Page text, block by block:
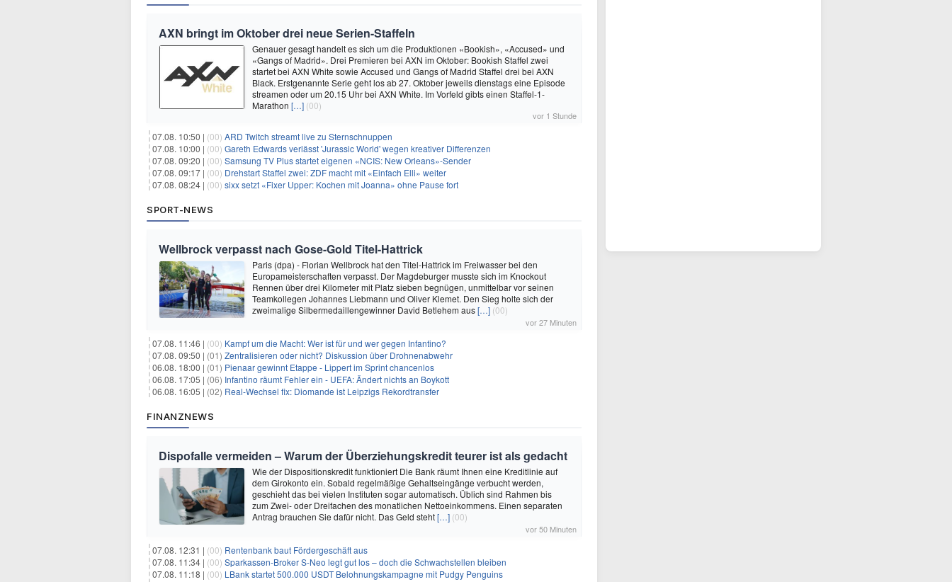
AXN bringt im Oktober drei neue Serien-Staffeln
Genauer gesagt handelt es sich um die Produktionen «Bookish», «Accused» und
«Gangs of Madrid». Drei Premieren bei AXN im Oktober: Bookish Staffel zwei
startet bei AXN White sowie Accused und Gangs of Madrid Staffel drei bei AXN
Black. Erstgenannte Serie geht los ab 27. Oktober jeweils dienstags eine Episode
streamen oder um 20.15 Uhr bei AXN White. Im Vorfeld gibts einen Staffel-1-
Marathon […] (00)
vor 1 Stunde
07.08. 10:50 | (00) ARD Twitch streamt live zu Sternschnuppen
07.08. 10:00 | (00) Gareth Edwards verlässt 'Jurassic World' wegen kreativer Differenzen
07.08. 09:20 | (00) Samsung TV Plus startet eigenen «NCIS: New Orleans»-Sender
07.08. 09:17 | (00) Drehstart Staffel zwei: ZDF macht mit «Einfach Elli» weiter
07.08. 08:24 | (00) sixx setzt «Fixer Upper: Kochen mit Joanna» ohne Pause fort
SPORT-NEWS
Wellbrock verpasst nach Gose-Gold Titel-Hattrick
Paris (dpa) - Florian Wellbrock hat den Titel-Hattrick im Freiwasser bei den
Europameisterschaften verpasst. Der Magdeburger musste sich im Knockout
Rennen über drei Kilometer mit Platz sieben begnügen, unmittelbar vor seinen
Teamkollegen Johannes Liebmann und Oliver Klemet. Den Sieg holte sich der
zweimalige Silbermedaillengewinner David Betlehem aus[…] (00)
vor 27 Minuten
07.08. 11:46 | (00) Kampf um die Macht: Wer ist für und wer gegen Infantino?
07.08. 09:50 | (01) Zentralisieren oder nicht? Diskussion über Drohnenabwehr
06.08. 18:00 | (01) Pienaar gewinnt Etappe - Lippert im Sprint chancenlos
06.08. 17:05 | (06) Infantino räumt Fehler ein - UEFA: Ändert nichts an Boykott
06.08. 16:05 | (02) Real-Wechsel fix: Diomande ist Leipzigs Rekordtransfer
FINANZNEWS
Dispofalle vermeiden – Warum der Überziehungskredit teurer ist als gedacht
Wie der Dispositionskredit funktioniert Die Bank räumt Ihnen eine Kreditlinie auf
dem Girokonto ein. Sobald regelmäßige Gehaltseingänge verbucht werden,
geschieht das bei vielen Instituten sogar automatisch. Üblich sind Rahmen bis
zum Zwei- oder Dreifachen des monatlichen Nettoeinkommens. Einen separaten
Antrag brauchen Sie dafür nicht. Das Geld steht[…] (00)
vor 50 Minuten
07.08. 12:31 | (00) Rentenbank baut Fördergeschäft aus
07.08. 11:34 | (00) Sparkassen-Broker S-Neo legt gut los – doch die Schwachstellen bleiben
07.08. 11:18 | (00) LBank startet 500.000 USDT Belohnungskampagne mit Pudgy Penguins